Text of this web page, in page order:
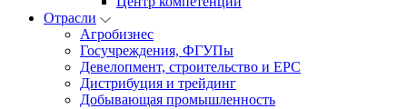
Отрасли
Агробизнес
Госучреждения, ФГУПы
Девелопмент, строительство и EPC
Дистрибуция и трейдинг
Добывающая промышленность